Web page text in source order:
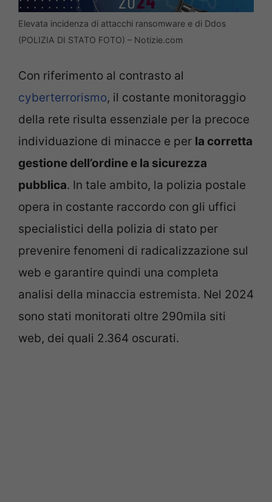
Elevata incidenza di attacchi ransomware e di Ddos
(POLIZIA DI STATO FOTO) – Notizie.com
Con riferimento al contrasto al
cyberterrorismo, il costante monitoraggio
della rete risulta essenziale per la precoce
individuazione di minacce e per la corretta
gestione dell’ordine e la sicurezza
pubblica. In tale ambito, la polizia postale
opera in costante raccordo con gli uffici
specialistici della polizia di stato per
prevenire fenomeni di radicalizzazione sul
web e garantire quindi una completa
analisi della minaccia estremista. Nel 2024
sono stati monitorati oltre 290mila siti
web, dei quali 2.364 oscurati.